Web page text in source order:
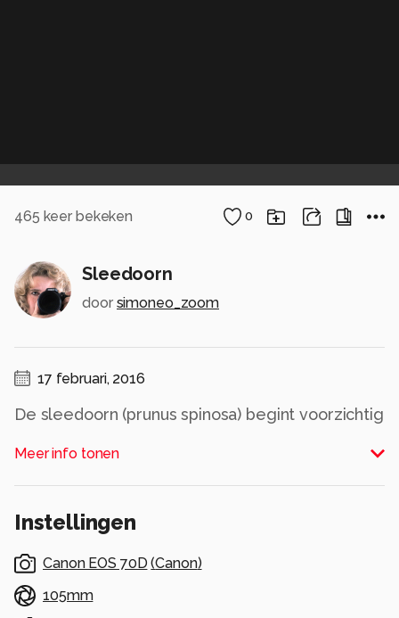
465 keer bekeken 0
Sleedoorn
door simoneo_zoom
17 februari, 2016
De sleedoorn (prunus spinosa) begint voorzichtig
Meer info tonen
Instellingen
Canon EOS 70D (Canon)
105mm